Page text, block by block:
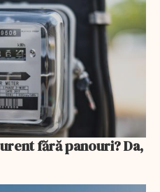
fără panouri? Da,